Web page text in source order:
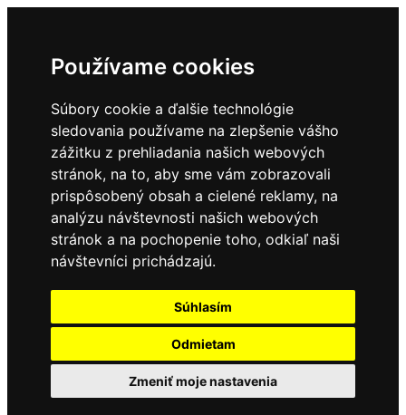
Používame cookies
Súbory cookie a ďalšie technológie
sledovania používame na zlepšenie vášho
zážitku z prehliadania našich webových
stránok, na to, aby sme vám zobrazovali
prispôsobený obsah a cielené reklamy, na
analýzu návštevnosti našich webových
stránok a na pochopenie toho, odkiaľ naši
návštevníci prichádzajú.
Súhlasím
Odmietam
Zmeniť moje nastavenia